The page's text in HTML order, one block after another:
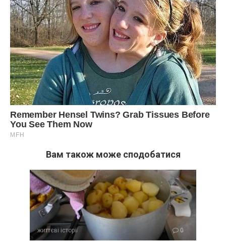
Вам також може сподобатися
життєві історії 0